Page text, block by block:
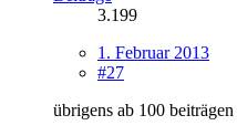
3.199
1. Februar 2013
#27
übrigens ab 100